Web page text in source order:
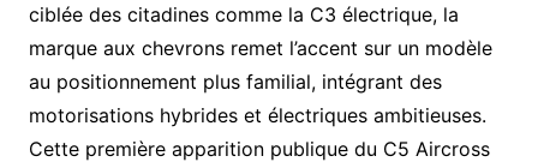
ciblée des citadines comme la C3 électrique, la
marque aux chevrons remet l’accent sur un modèle
au positionnement plus familial, intégrant des
motorisations hybrides et électriques ambitieuses.
Cette première apparition publique du C5 Aircross